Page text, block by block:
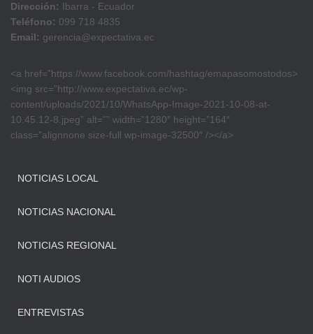
Dirección: Ibarra - Ecuador
Teléfono: 099 718 4835
Email: gerencia@expectativa.ec
<a href=”https://www.facebook.com/hashtag/emapasomostodos>
<img src=”http://www.expectativa.ec/wp-
content/uploads/2021/10/WhatsApp-Image-2021-10-08-at-
10.45.12-8.jpeg” alt=”” width=”1280″ height=”164″
class=”alignnone size-full wp-image-32500″ /></a>
NOTICIAS LOCAL
NOTICIAS NACIONAL
NOTICIAS REGIONAL
NOTI AUDIOS
ENTREVISTAS